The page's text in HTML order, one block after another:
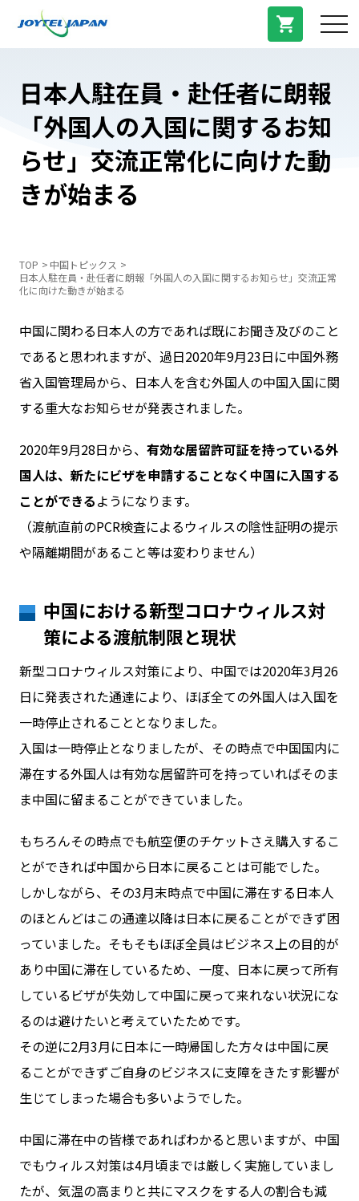
お問い合わせ
ログイン
WiFiレンタルプランお申し込み
料金プラン
プラン/商品
中国トピックス
法人登録
日本人駐在員・赴任者に朗報
「外国人の入国に関するお知
らせ」交流正常化に向けた動
きが始まる
TOP
中国トピックス
日本人駐在員・赴任者に朗報「外国人の入国に関するお知らせ」交流正常
化に向けた動きが始まる
中国に関わる日本人の方であれば既にお聞き及びのこと
であると思われますが、過日2020年9月23日に中国外務
省入国管理局から、日本人を含む外国人の中国入国に関
する重大なお知らせが発表されました。
2020年9月28日から、 有効な居留許可証を持っている外
国人は、新たにビザを申請することなく中国に入国する
ことができるようになります。
（渡航直前のPCR検査によるウィルスの陰性証明の提示
や隔離期間があること等は変わりません）
中国における新型コロナウィルス対
策による渡航制限と現状
新型コロナウィルス対策により、中国では2020年3月26
日に発表された通達により、ほぼ全ての外国人は入国を
一時停止されることとなりました。
入国は一時停止となりましたが、その時点で中国国内に
滞在する外国人は有効な居留許可を持っていればそのま
ま中国に留まることができていました。
もちろんその時点でも航空便のチケットさえ購入するこ
とができれば中国から日本に戻ることは可能でした。
しかしながら、その3月末時点で中国に滞在する日本人
のほとんどはこの通達以降は日本に戻ることができず困
っていました。そもそもほぼ全員はビジネス上の目的が
あり中国に滞在しているため、一度、日本に戻って所有
しているビザが失効して中国に戻って来れない状況にな
るのは避けたいと考えていたためです。
その逆に2月3月に日本に一時帰国した方々は中国に戻
ることができずご自身のビジネスに支障をきたす影響が
生じてしまった場合も多いようでした。
中国に滞在中の皆様であればわかると思いますが、中国
でもウィルス対策は4月頃までは厳しく実施していまし
たが、気温の高まりと共にマスクをする人の割合も減